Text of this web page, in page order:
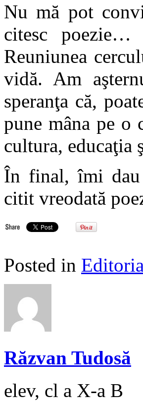
Nu mă pot
citesc poezie…
Reuniunea
vidă. Am
speranţa că,
pune mâna pe o
cultura, educaţia
În final, îmi dau
citit vreodată
Posted in
Răzvan Tudosă
elev, cl a X-a B